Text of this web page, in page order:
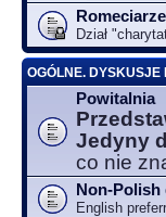
Dział
OGÓLNE. DYSKUSJE
Powitalnia
Jedyny
co nie
Non-
English